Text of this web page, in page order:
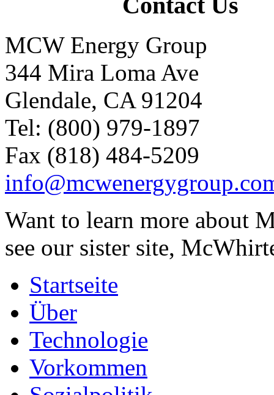
MCW Energy Group
344 Mira Loma Ave
Glendale, CA 91204
Tel: (800) 979-1897
Fax (818) 484-5209
Want to learn more about
see our sister site,
Startseite
Über
Technologie
Vorkommen